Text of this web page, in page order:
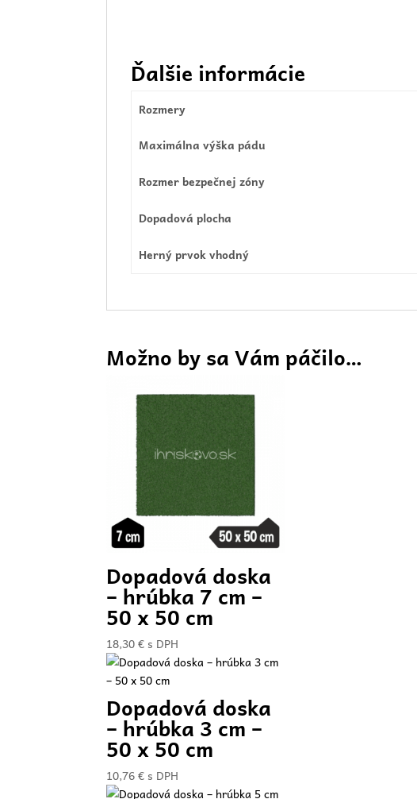
Ďalšie informácie
Rozmery
Maximálna výška pádu
Rozmer bezpečnej zóny
Dopadová plocha
Herný prvok vhodný
Možno by sa Vám páčilo…
Dopadová doska
– hrúbka 7 cm –
50 x 50 cm
18,30€ s DPH
Dopadová doska
– hrúbka 3 cm –
50 x 50 cm
10,76€ s DPH